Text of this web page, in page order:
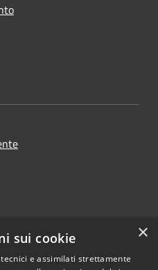
×
sui cookie
e assimilati strettamente